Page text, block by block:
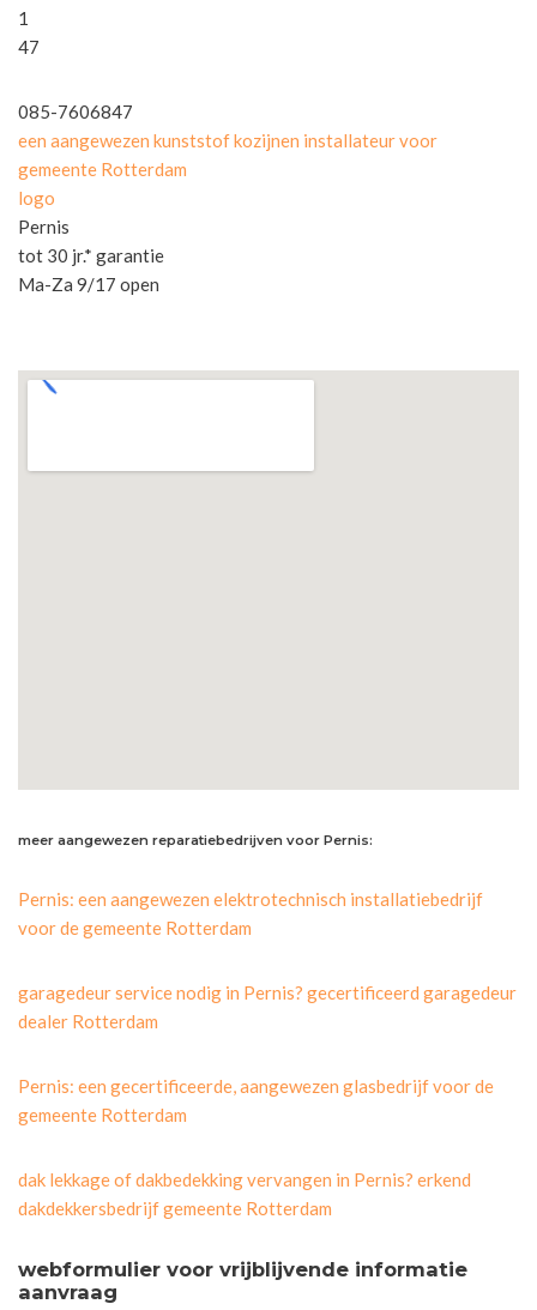
1
47
085-7606847
een aangewezen kunststof kozijnen installateur voor
gemeente Rotterdam
logo
Pernis
tot 30 jr.* garantie
Ma-Za 9/17 open
meer aangewezen reparatiebedrijven voor Pernis:
Pernis: een aangewezen elektrotechnisch installatiebedrijf
voor de gemeente Rotterdam
garagedeur service nodig in Pernis? gecertificeerd garagedeur
dealer Rotterdam
Pernis: een gecertificeerde, aangewezen glasbedrijf voor de
gemeente Rotterdam
dak lekkage of dakbedekking vervangen in Pernis? erkend
dakdekkersbedrijf gemeente Rotterdam
webformulier voor vrijblijvende informatie
aanvraag